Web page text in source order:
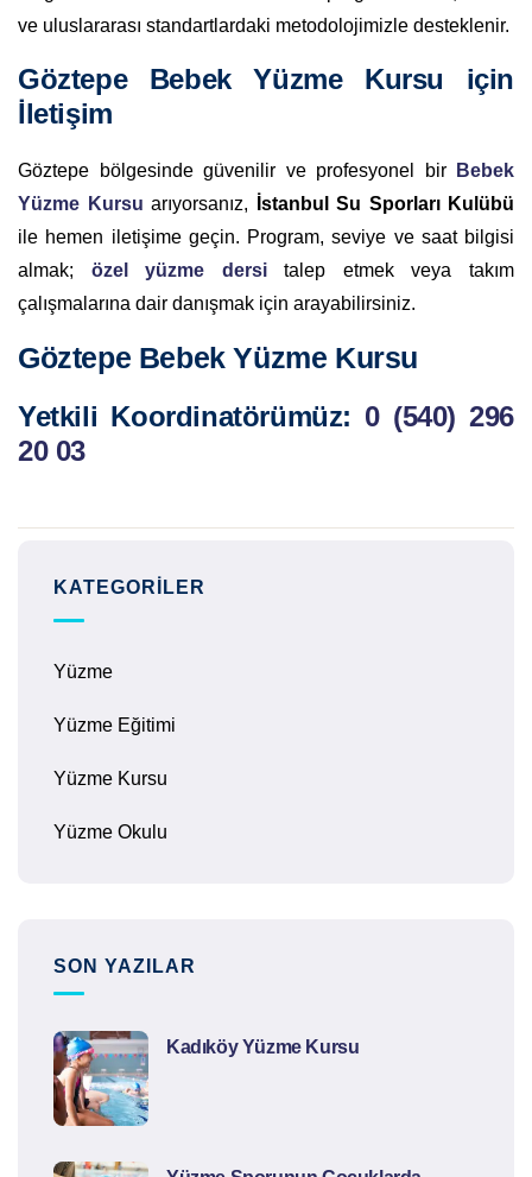
ve uluslararası standartlardaki metodolojimizle desteklenir.
Göztepe Bebek Yüzme Kursu için
İletişim
Göztepe bölgesinde güvenilir ve profesyonel bir
Bebek
Yüzme Kursu arıyorsanız,
İstanbul Su Sporları Kulübü
ile hemen iletişime geçin. Program, seviye ve saat bilgisi
almak; özel yüzme dersitalep etmek veya takım
çalışmalarına dair danışmak için arayabilirsiniz.
Göztepe Bebek Yüzme Kursu
Yetkili Koordinatörümüz: 0 (540) 296
20 03
KATEGORILER
Yüzme
Yüzme Eğitimi
Yüzme Kursu
Yüzme Okulu
SON YAZILAR
Kadıköy Yüzme Kursu